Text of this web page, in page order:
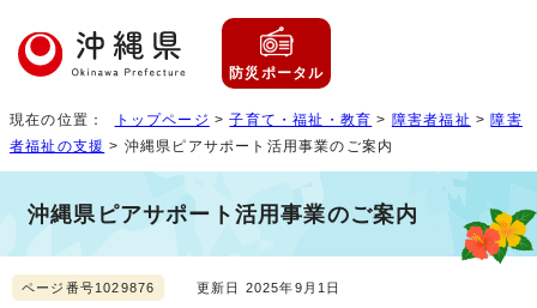
防災ポータル
現在の位置： トップページ >子育て・福祉・教育 > 障害者福祉 > 障害
者福祉の支援 > 沖縄県ピアサポート活用事業のご案内
沖縄県ピアサポート活用事業のご案内
ページ番号1029876 更新日 2025年9月1日